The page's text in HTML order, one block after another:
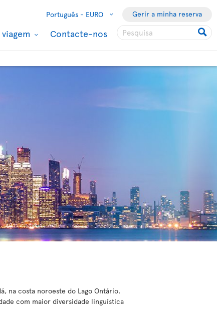
Português - EURO Gerir a minha reserva
Contacte-nos
na costa noroeste do Lago Ontário.
com maior diversidade linguística